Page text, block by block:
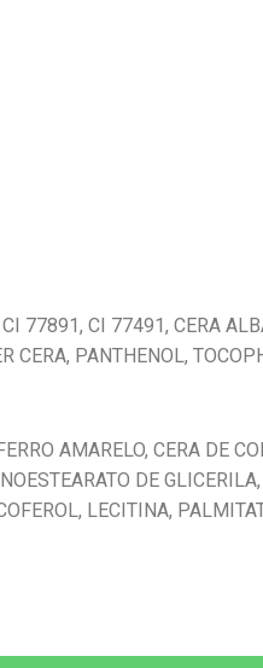
77891, CI 77491, CERA
CERA, PANTHENOL,
AMARELO, CERA DE
DE
LECITINA,